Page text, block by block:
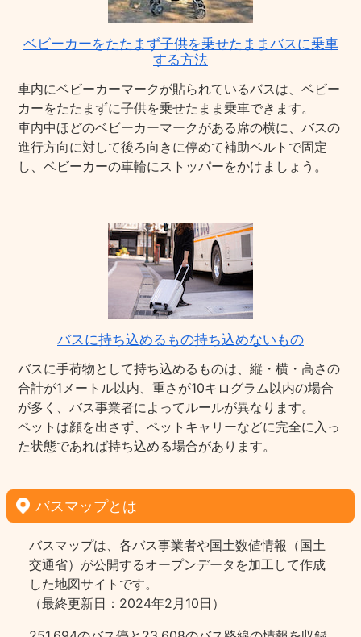
ベビーカーをたたまず子供を乗せたままバスに乗車
する方法
車内にベビーカーマークが貼られているバスは、ベビー
カーをたたまずに子供を乗せたまま乗車できます。
車内中ほどのベビーカーマークがある席の横に、バスの
進行方向に対して後ろ向きに停めて補助ベルトで固定
し、ベビーカーの車輪にストッパーをかけましょう。
バスに持ち込めるもの持ち込めないもの
バスに手荷物として持ち込めるものは、縦・横・高さの
合計が1メートル以内、重さが10キログラム以内の場合
が多く、バス事業者によってルールが異なります。
ペットは顔を出さず、ペットキャリーなどに完全に入っ
た状態であれば持ち込める場合があります。
バスマップとは
バスマップは、各バス事業者や国土数値情報（国土
交通省）が公開するオープンデータを加工して作成
した地図サイトです。
（最終更新日：2024年2月10日）